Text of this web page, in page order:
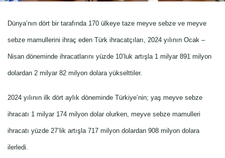
Dünya’nın dört bir tarafında 170 ülkeye taze meyve sebze ve meyve
sebze mamullerini ihraç eden Türk ihracatçıları, 2024 yılının Ocak –
Nisan döneminde ihracatlarını yüzde 10’luk artışla 1 milyar 891 milyon
dolardan 2 milyar 82 milyon dolara yükselttiler.
2024 yılının ilk dört aylık döneminde Türkiye’nin; yaş meyve sebze
ihracatı 1 milyar 174 milyon dolar olurken, meyve sebze mamulleri
ihracatı yüzde 27’lik artışla 717 milyon dolardan 908 milyon dolara
ilerledi.